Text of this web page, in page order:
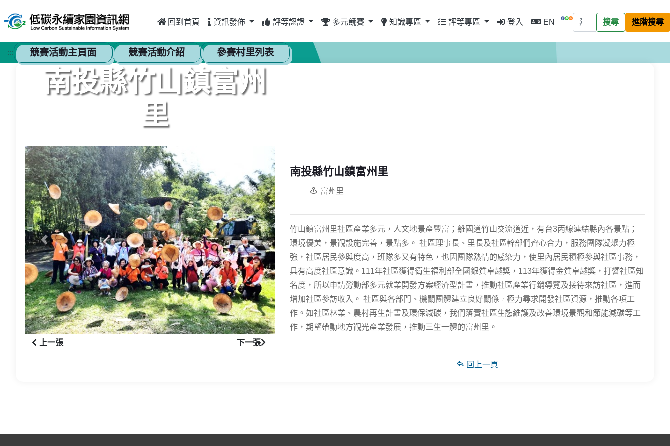
回到首頁 資訊發佈 評等認證 多元競賽 知識專區 評等專區 登入 EN 搜尋
::: 競賽活動主頁面 競賽活動介紹 參賽村里列表
南投縣竹山鎮富州
里
上一張 下一張
上一張 下一張
南投縣竹山鎮富州里
富州里
竹山鎮富州里社區產業多元，人文地景產豐富；離國道竹山交流道近，有台3丙線連結縣內各景點；
環境優美，景觀設施完善，景點多。 社區理事長、里長及社區幹部們齊心合力，服務團隊凝聚力極
強，社區居民參與度高，班隊多又有特色，也因團隊熱情的感染力，使里內居民積極參與社區事務，
具有高度社區意識。111年社區獲得衛生福利部全國銀質卓越獎，113年獲得金質卓越獎，打響社區知
名度，所以申請勞動部多元就業開發方案經濟型計畫，推動社區產業行銷導覽及接待來訪社區，進而
增加社區參訪收入。 社區與各部門、機關團體建立良好關係，極力尋求開發社區資源，推動各項工
作。如社區林業、農村再生計畫及環保減碳，我們落實社區生態維護及改善環境景觀和節能減碳等工
作，期望帶動地方觀光產業發展，推動三生一體的富州里。
回上一頁